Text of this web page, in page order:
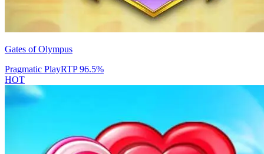
Gates of Olympus
Pragmatic PlayRTP96.5%
HOT